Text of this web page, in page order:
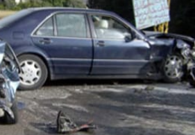
منوعات رياضة
كأس العالم
البرامج